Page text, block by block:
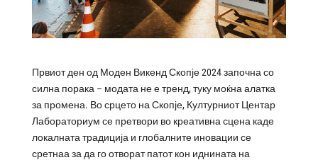
Првиот ден од Моден Викенд Скопје 2024 започна со
силна порака – модата не е тренд, туку моќна алатка
за промена. Во срцето на Скопје, Културниот Центар
Лабораториум се претвори во креативна сцена каде
локалната традиција и глобалните иновации се
сретнаа за да го отворат патот кон иднината на